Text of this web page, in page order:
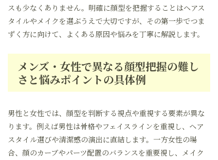
スも少なくありません。明確に顔型を把握することはヘアス
タイルやメイクを選ぶうえで大切ですが、その第一歩でつま
ずく方に向けて、よくある原因や悩みを丁寧に解説します。
メンズ・女性で異なる顔型把握の難し
さと悩みポイントの具体例
男性と女性では、顔型を判断する視点や重視する要素が異な
ります。例えば男性は骨格やフェイスラインを重視し、ヘア
スタイル選びや清潔感の演出に直結します。一方女性の場
合、顔のカーブやパーツ配置のバランスを重要視し、メイク